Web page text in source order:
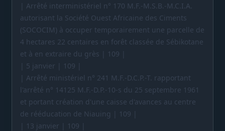
| Arrêté interministériel n° 170 M.F.-M.S.B.-M.C.I.A.
autorisant la Société Ouest Africaine des Ciments
(SOCOCIM) à occuper temporairement une parcelle de
4 hectares 22 centaires en forêt classée de Sébikotane
et à en extraire du grès | 109 |
| 5 janvier | 109 |
| Arrêté ministériel n° 241 M.F.-D.C.P.-T. rapportant
l'arrêté n° 14125 M.F.-D.P.-10-s du 25 septembre 1961
et portant création d'une caisse d'avances au centre
de rééducation de Niauing | 109 |
| 13 janvier | 109 |